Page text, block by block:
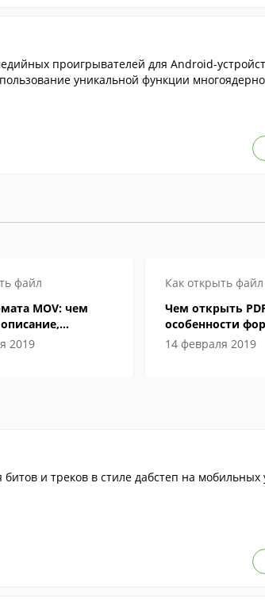
проигрывателей для Android-
уникальной функции
файл
MOV: чем
2019
Как открыть файл
Чем открыть
особенности
14 февраля 2019
и треков в стиле дабстеп на мобильных